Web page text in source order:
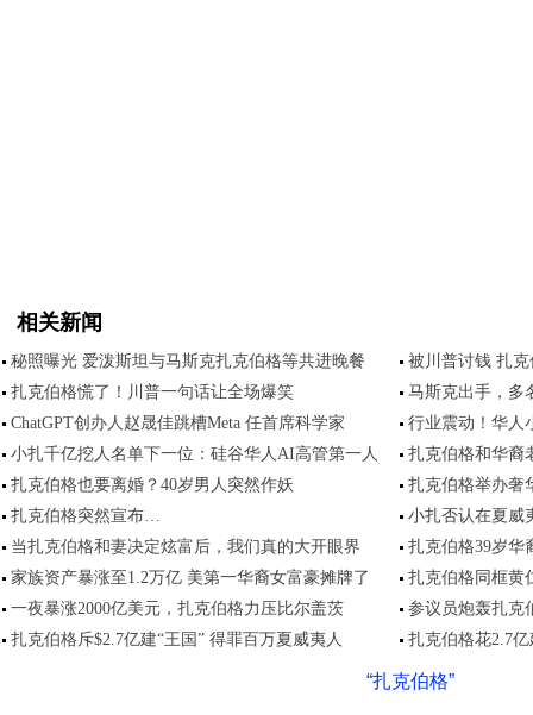
相关新闻
秘照曝光 爱泼斯坦与马斯克扎克伯格等共进晚餐
被川普讨钱 扎
扎克伯格慌了！川普一句话让全场爆笑
马斯克出手，多
ChatGPT创办人赵晟佳跳槽Meta 任首席科学家
行业震动！华人
小扎千亿挖人名单下一位：硅谷华人AI高管第一人
扎克伯格和华裔
扎克伯格也要离婚？40岁男人突然作妖
扎克伯格举办奢
扎克伯格突然宣布…
小扎否认在夏威
当扎克伯格和妻决定炫富后，我们真的大开眼界
扎克伯格39岁华
家族资产暴涨至1.2万亿 美第一华裔女富豪摊牌了
扎克伯格同框黄
一夜暴涨2000亿美元，扎克伯格力压比尔盖茨
参议员炮轰扎克
扎克伯格斥$2.7亿建“王国” 得罪百万夏威夷人
扎克伯格花2.7
“扎克伯格”